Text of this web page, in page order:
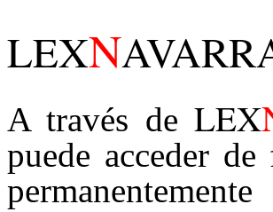
LEXN
A través de LEX
puede acceder